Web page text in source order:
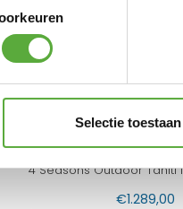
Selectie toestaan
YOI Kazoku ligbed
€799,00
4 Seasons Outdoor Tahiti
€1.289,00